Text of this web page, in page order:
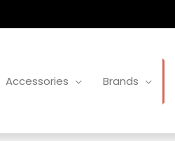
Accessories Brands